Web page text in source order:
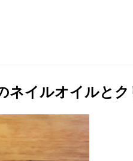
ネイルオイルとク